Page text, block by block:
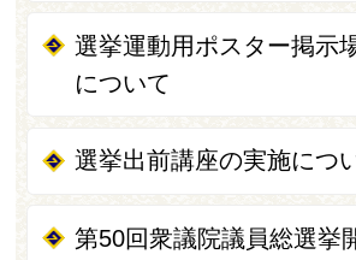
選挙運動用ポスター掲示
について
選挙出前講座の実施につ
第50回衆議院議員総選挙